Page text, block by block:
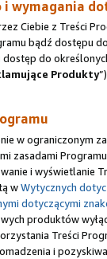
wymagania
Ciebie z Treści
bądź dostępu
dostęp do
Produkty
w ograniczonym
zasadami
i wyświetlanie
wWytycznych
dotyczącymi
produktów
Treści
i